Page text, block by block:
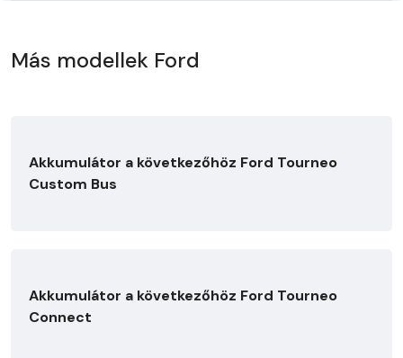
Más modellek Ford
Akkumulátor a következőhöz Ford Tourneo
Custom Bus
Akkumulátor a következőhöz Ford Tourneo
Connect